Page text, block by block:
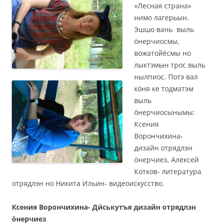
«Лесная страна»
нимо лагерьын.
Эшшо вань выль
ӧнерчиосмы,
вожатойёсмы но
лыктэмын трос выль
нылпиос. Потэ вал
кӧня ке тодматэм
выль
ӧнерчиосынымы:
Ксения
Ворончихина-
дизайн отрядлэн
ӧнерчиез, Алексей
Котков- литература
отрядлэн но Никита Ильин- видеоискусство.
Ксения Ворончихина- Дӥськутъя дизайн отрядлэн
ӧнерчиез